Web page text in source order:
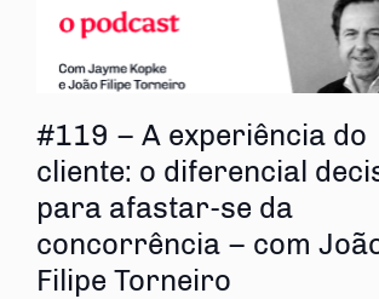
#119 – A experiência do
cliente: o diferencial
para afastar-se da
concorrência – com
Filipe Torneiro